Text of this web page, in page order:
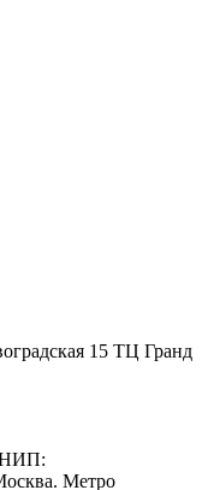
15 ТЦ Гранд
Метро